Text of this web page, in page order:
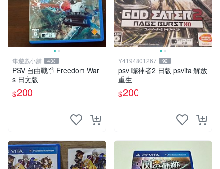
隼遊戲小舖 438
PSV 自由戰爭 Freedom War
s 日文版
$200
Y4194801267 92
psv 噬神者2 日版 psvita 解放
重生
$200